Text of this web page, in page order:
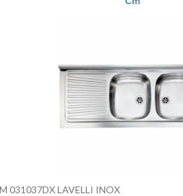
031037DX LAVELLI INOX